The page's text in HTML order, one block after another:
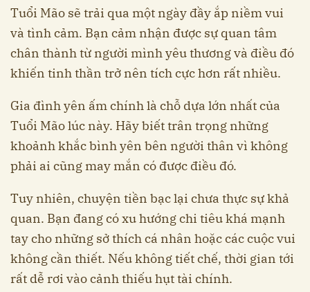
Tuổi Mão sẽ trải qua một ngày đầy ắp niềm vui
và tình cảm. Bạn cảm nhận được sự quan tâm
chân thành từ người mình yêu thương và điều đó
khiến tinh thần trở nên tích cực hơn rất nhiều.
Gia đình yên ấm chính là chỗ dựa lớn nhất của
Tuổi Mão lúc này. Hãy biết trân trọng những
khoảnh khắc bình yên bên người thân vì không
phải ai cũng may mắn có được điều đó.
Tuy nhiên, chuyện tiền bạc lại chưa thực sự khả
quan. Bạn đang có xu hướng chi tiêu khá mạnh
tay cho những sở thích cá nhân hoặc các cuộc vui
không cần thiết. Nếu không tiết chế, thời gian tới
rất dễ rơi vào cảnh thiếu hụt tài chính.